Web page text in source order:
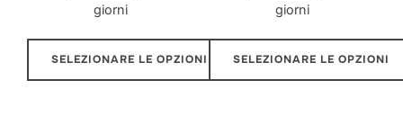
giorni
SELEZIONARE LE OPZIONI
giorni
SELEZIONARE LE OPZIONI